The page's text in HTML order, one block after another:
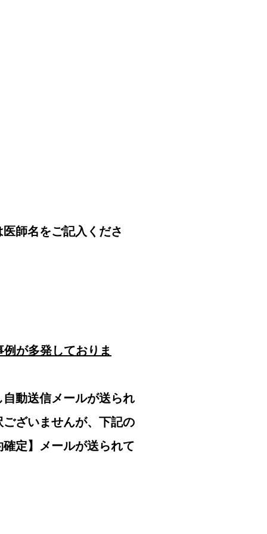
師名をご記入くださ
が多発しておりま
動送信メールが送られ
ざいませんが、下記の
定】メールが送られて